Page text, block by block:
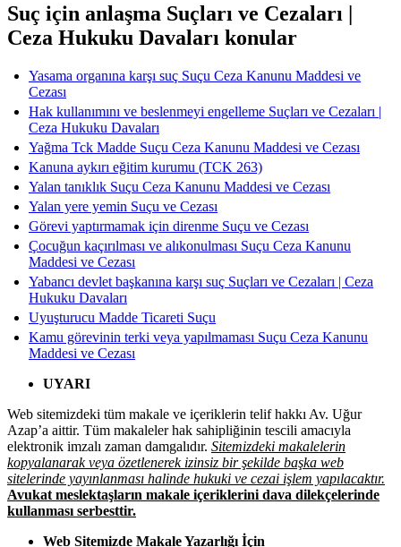
Suç için anlaşma Suçları ve Cezaları |
Ceza Hukuku Davaları konular
Yasama organına karşı suç Suçu Ceza Kanunu Maddesi ve
Cezası
Hak kullanımını ve beslenmeyi engelleme Suçları ve Cezaları |
Ceza Hukuku Davaları
Yağma Tck Madde Suçu Ceza Kanunu Maddesi ve Cezası
Kanuna aykırı eğitim kurumu (TCK 263)
Yalan tanıklık Suçu Ceza Kanunu Maddesi ve Cezası
Yalan yere yemin Suçu ve Cezası
Görevi yaptırmamak için direnme Suçu ve Cezası
Çocuğun kaçırılması ve alıkonulması Suçu Ceza Kanunu
Maddesi ve Cezası
Yabancı devlet başkanına karşı suç Suçları ve Cezaları | Ceza
Hukuku Davaları
Uyuşturucu Madde Ticareti Suçu
Kamu görevinin terki veya yapılmaması Suçu Ceza Kanunu
Maddesi ve Cezası
UYARI
Web sitemizdeki tüm makale ve içeriklerin telif hakkı Av. Uğur
Azap’a aittir. Tüm makaleler hak sahipliğinin tescili amacıyla
elektronik imzalı zaman damgalıdır. Sitemizdeki makalelerin
kopyalanarak veya özetlenerek izinsiz bir şekilde başka web
sitelerinde yayınlanması halinde hukuki ve cezai işlem yapılacaktır.
Avukat meslektaşların makale içeriklerini dava dilekçelerinde
kullanması serbesttir.
Web Sitemizde Makale Yazarlığı İçin